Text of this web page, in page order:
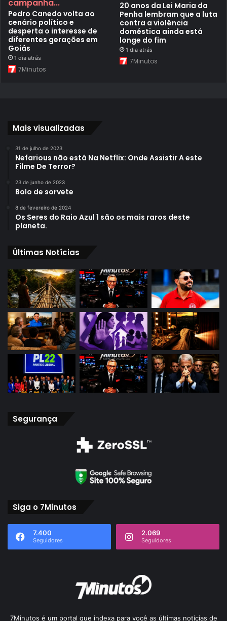
campanha...
Pedro Canedo volta ao
cenário político e
desperta o interesse de
diferentes gerações em
Goiás
1 dia atrás
7Minutos
20 anos da Lei Maria da
Penha lembram que a luta
contra a violência
doméstica ainda está
longe do fim
1 dia atrás
7Minutos
Mais visualizadas
31 de julho de 2023
Nefarious não está Na Netflix: Onde Assistir A este
Filme De Terror?
23 de junho de 2023
Bolo de sorvete
8 de fevereiro de 2024
Os Seres do Raio Azul 1 são os mais raros deste
planeta.
Últimas Notícias
Segurança
Siga o 7Minutos
7.400
Seguidores
2.069
Seguidores
7Minutos é um portal que indexa para você as últimas notícias de